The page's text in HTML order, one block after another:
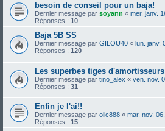
besoin de conseil pour un baja!
Dernier message par soyann « mer. janv.
Réponses : 10
Baja 5B SS
Dernier message par GILOU40 « lun. janv.
Réponses : 120
Les superbes tiges
Dernier message par tino_alex « ven. nov.
Réponses : 31
Enfin je l'ai!!
Dernier message par olic888 « mar. nov.
Réponses : 15